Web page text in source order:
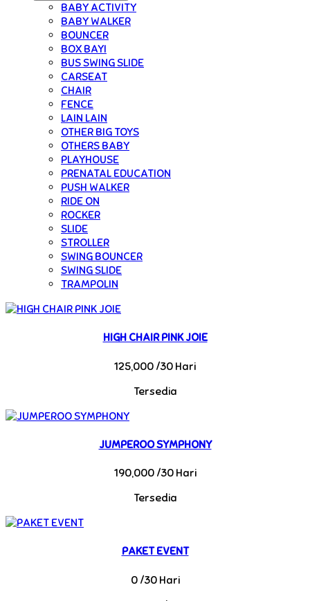
BABY ACTIVITY
BABY WALKER
BOUNCER
BOX BAYI
BUS SWING SLIDE
CARSEAT
CHAIR
FENCE
LAIN LAIN
OTHER BIG TOYS
OTHERS BABY
PLAYHOUSE
PRENATAL EDUCATION
PUSH WALKER
RIDE ON
ROCKER
SLIDE
STROLLER
SWING BOUNCER
SWING SLIDE
TRAMPOLIN
HIGH CHAIR PINK JOIE
125,000 /30 Hari
Tersedia
JUMPEROO SYMPHONY
190,000 /30 Hari
Tersedia
PAKET EVENT
0 /30 Hari